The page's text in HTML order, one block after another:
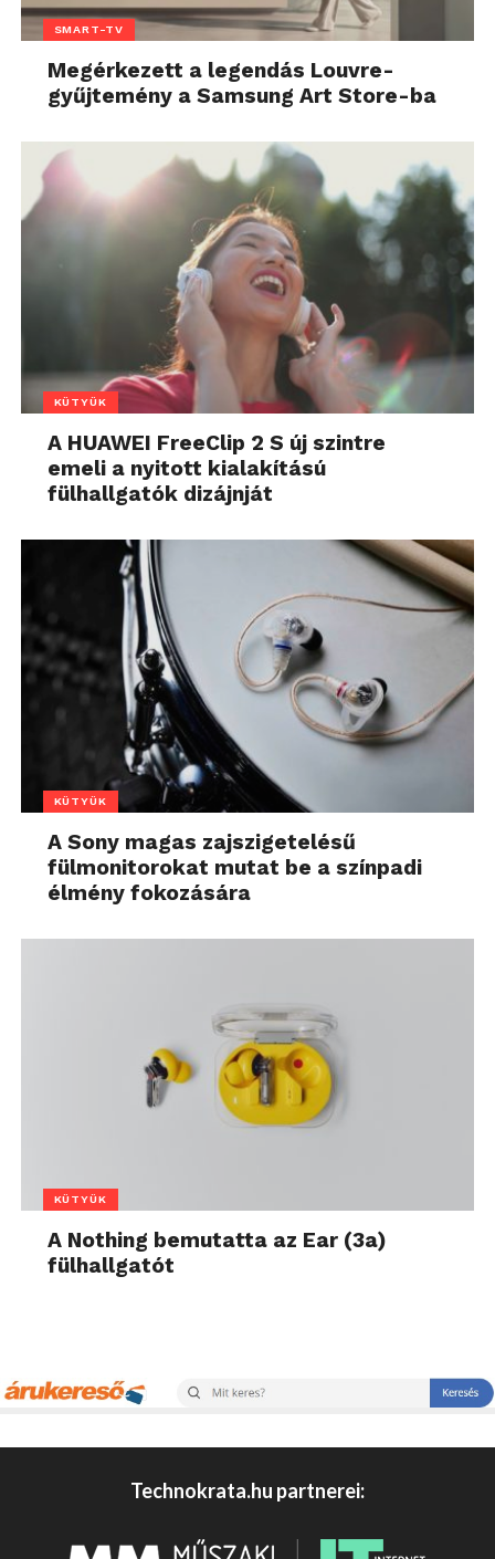
SMART-TV
Megérkezett a legendás Louvre-
gyűjtemény a Samsung Art Store-ba
KÜTYÜK
A HUAWEI FreeClip 2 S új szintre
emeli a nyitott kialakítású
fülhallgatók dizájnját
KÜTYÜK
A Sony magas zajszigetelésű
fülmonitorokat mutat be a színpadi
élmény fokozására
KÜTYÜK
A Nothing bemutatta az Ear (3a)
fülhallgatót
Technokrata.hu partnerei: